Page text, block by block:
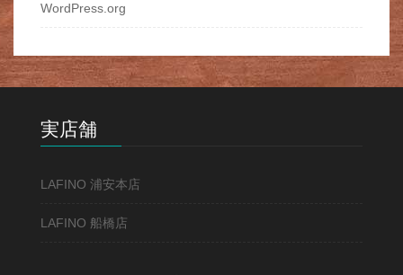
WordPress.org
実店舗
LAFINO 浦安本店
LAFINO 船橋店